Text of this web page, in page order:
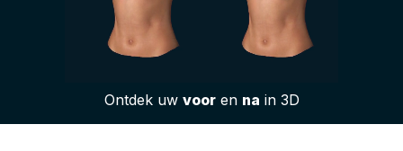
Huis chirurg
3D business platform
Ontdek uw vooren na in 3D